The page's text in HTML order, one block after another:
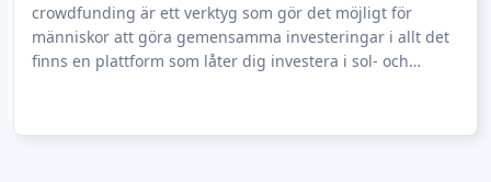
crowdfunding är ett verktyg som gör det möjligt för
människor att göra gemensamma investeringar i allt det
finns en plattform som låter dig investera i sol- och